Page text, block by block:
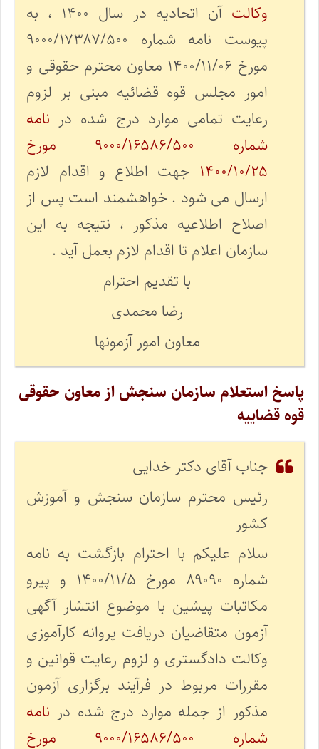
وکالت
آن اتحادیه در سال ۱۴۰۰ ، به
پیوست نامه شماره ۹۰۰۰/۱۷۳۸۷/۵۰۰
مورخ ۱۴۰۰/۱۱/۰۶ معاون محترم حقوقی و
امور مجلس قوه قضائیه مبنی بر لزوم
رعایت تمامی موارد درج شده در نامه
شماره ۹۰۰۰/۱۶۵۸۶/۵۰۰ مورخ
۱۴۰۰/۱۰/۲۵ جهت اطلاع و اقدام لازم
ارسال می شود . خواهشمند است پس از
اصلاح اطلاعیه مذکور ، نتیجه به این
سازمان اعلام تا اقدام لازم بعمل آید .
با تقدیم احترام
رضا محمدی
معاون امور آزمونها
پاسخ استعلام سازمان سنجش از معاون حقوقی
قوه قضاییه
جناب آقای دکتر خدایی
رئیس محترم سازمان سنجش و آموزش
کشور
سلام علیکم با احترام بازگشت به نامه
شماره ۸۹۰۹۰ مورخ ۱۴۰۰/۱۱/۵ و پیرو
مکاتبات پیشین با موضوع انتشار آگهی
آزمون متقاضیان دریافت پروانه کارآموزی
وکالت دادگستری و لزوم رعایت قوانین و
مقررات مربوط در فرآیند برگزاری آزمون
مذکور از جمله موارد درج شده در نامه
شماره ۹۰۰۰/۱۶۵۸۶/۵۰۰ مورخ